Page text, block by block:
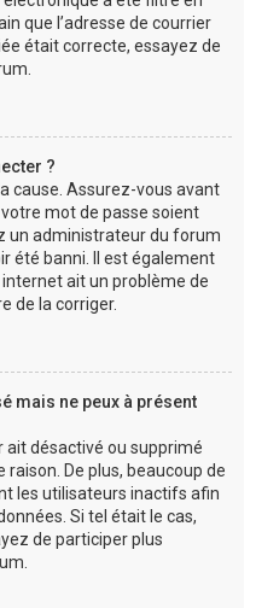
que l’adresse de courrier
était correcte, essayez de
?
cause. Assurez-vous avant
mot de passe soient
un administrateur du forum
été banni. Il est également
ait un problème de
de la corriger.
mais ne peux à présent
ait désactivé ou supprimé
De plus, beaucoup de
les utilisateurs inactifs afin
Si tel était le cas,
de participer plus